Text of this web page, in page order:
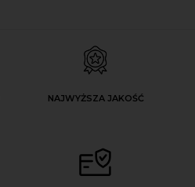
NAJWYŻSZA JAKOŚĆ